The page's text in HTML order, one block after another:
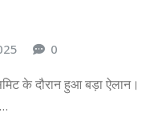
0
के दौरान हुआ बड़ा ऐलान।